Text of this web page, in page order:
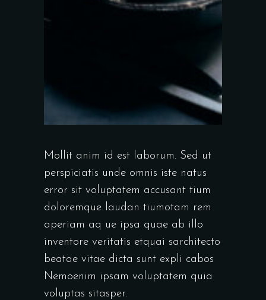
Mollit anim id est laborum. Sed ut
perspiciatis unde omnis iste natus
error sit voluptatem accusant tium
doloremque laudan tiumotam rem
aperiam aq ue ipsa quae ab illo
inventore veritatis etquai sarchitecto
beatae vitae dicta sunt expli cabos
Nemoenim ipsam voluptatem quia
voluptas sitasper.